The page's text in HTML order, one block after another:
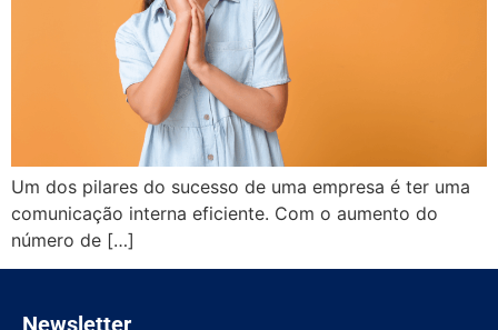
Um dos pilares do sucesso de uma empresa é ter uma
comunicação interna eficiente. Com o aumento do
número de […]
Newsletter